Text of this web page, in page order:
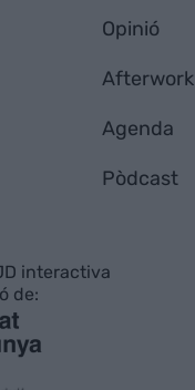
Opinió
Afterwork
Agenda
Pòdcast
interactiva
de: